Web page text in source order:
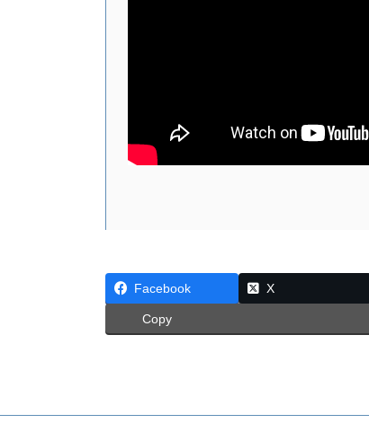
Facebook X
Copy